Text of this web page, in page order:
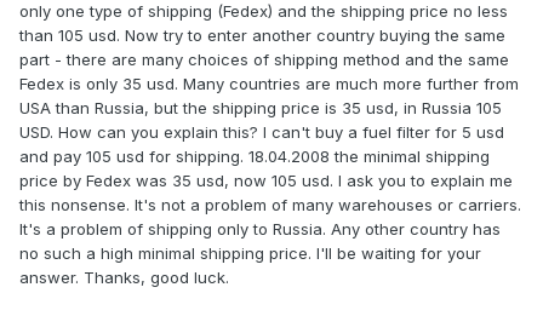
only one type of shipping (Fedex) and the shipping price no less
than 105 usd. Now try to enter another country buying the same
part - there are many choices of shipping method and the same
Fedex is only 35 usd. Many countries are much more further from
USA than Russia, but the shipping price is 35 usd, in Russia 105
USD. How can you explain this? I can't buy a fuel filter for 5 usd
and pay 105 usd for shipping. 18.04.2008 the minimal shipping
price by Fedex was 35 usd, now 105 usd. I ask you to explain me
this nonsense. It's not a problem of many warehouses or carriers.
It's a problem of shipping only to Russia. Any other country has
no such a high minimal shipping price. I'll be waiting for your
answer. Thanks, good luck.